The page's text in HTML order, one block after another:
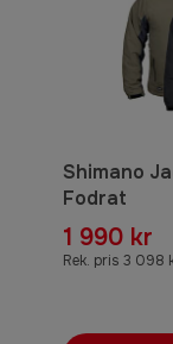
Shimano
Fodrat
1 990 kr
Rek. pris 3 098